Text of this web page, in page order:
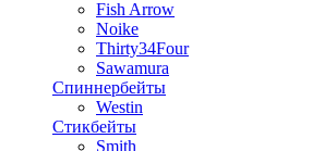
Fish Arrow
Noike
Thirty34Four
Sawamura
Спиннербейты
Westin
Стикбейты
Smith